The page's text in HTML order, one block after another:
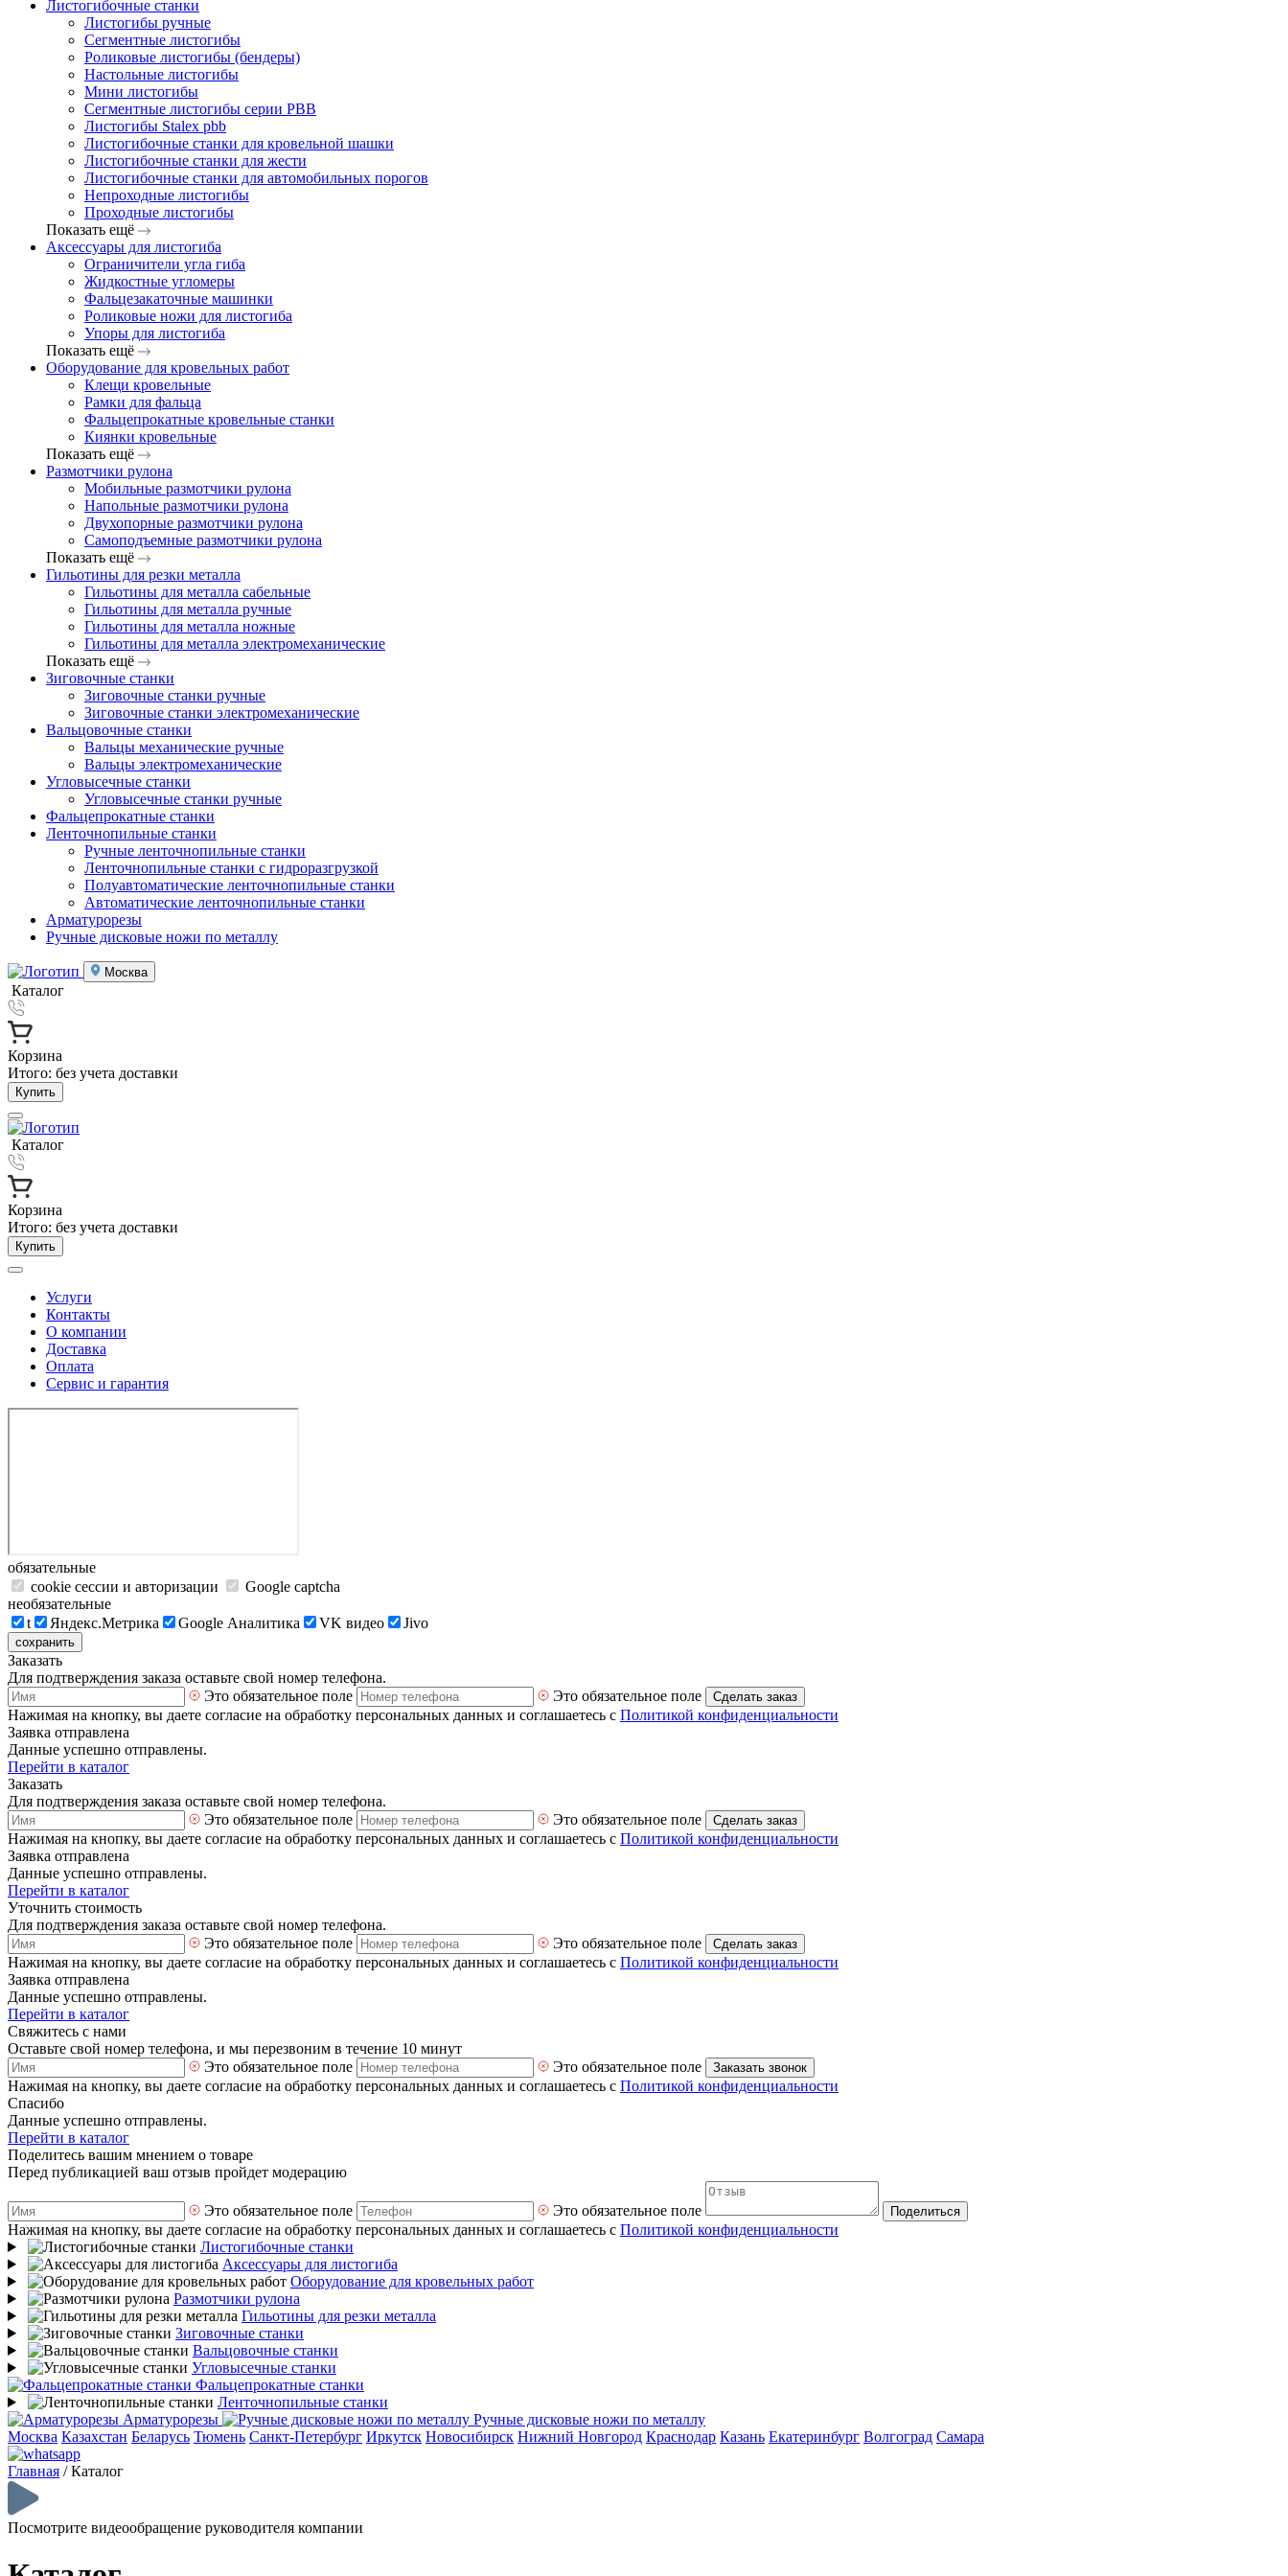
Листогибочные станки
Листогибы ручные
Сегментные листогибы
Роликовые листогибы (бендеры)
Настольные листогибы
Мини листогибы
Сегментные листогибы серии PBB
Листогибы Stalex pbb
Листогибочные станки для кровельной шашки
Листогибочные станки для жести
Листогибочные станки для автомобильных порогов
Непроходные листогибы
Проходные листогибы
Показать ещё
Аксессуары для листогиба
Ограничители угла гиба
Жидкостные угломеры
Фальцезакаточные машинки
Роликовые ножи для листогиба
Упоры для листогиба
Показать ещё
Оборудование для кровельных работ
Клещи кровельные
Рамки для фальца
Фальцепрокатные кровельные станки
Киянки кровельные
Показать ещё
Размотчики рулона
Мобильные размотчики рулона
Напольные размотчики рулона
Двухопорные размотчики рулона
Самоподъемные размотчики рулона
Показать ещё
Гильотины для резки металла
Гильотины для металла сабельные
Гильотины для металла ручные
Гильотины для металла ножные
Гильотины для металла электромеханические
Показать ещё
Зиговочные станки
Зиговочные станки ручные
Зиговочные станки электромеханические
Вальцовочные станки
Вальцы механические ручные
Вальцы электромеханические
Угловысечные станки
Угловысечные станки ручные
Фальцепрокатные станки
Ленточнопильные станки
Ручные ленточнопильные станки
Ленточнопильные станки с гидроразгрузкой
Полуавтоматические ленточнопильные станки
Автоматические ленточнопильные станки
Арматурорезы
Ручные дисковые ножи по металлу
Москва
Каталог
Корзина
Итого: без учета доставки
Купить
Каталог
Корзина
Итого: без учета доставки
Купить
Услуги
Контакты
О компании
Доставка
Оплата
Сервис и гарантия
обязательные
cookie сессии и авторизации
Google captcha
необязательные
t
Яндекс.Метрика Google Аналитика VK видео Jivo
сохранить
Заказать
Для подтверждения заказа оставьте свой номер телефона.
Это обязательное поле
Это обязательное поле Сделать заказ
Нажимая на кнопку, вы даете согласие на обработку персональных данных и соглашаетесь с Политикой конфиденциальности
Заявка отправлена
Данные успешно отправлены.
Перейти в каталог
Заказать
Для подтверждения заказа оставьте свой номер телефона.
Это обязательное поле
Это обязательное поле Сделать заказ
Нажимая на кнопку, вы даете согласие на обработку персональных данных и соглашаетесь с Политикой конфиденциальности
Заявка отправлена
Данные успешно отправлены.
Перейти в каталог
Уточнить стоимость
Для подтверждения заказа оставьте свой номер телефона.
Это обязательное поле
Это обязательное поле Сделать заказ
Нажимая на кнопку, вы даете согласие на обработку персональных данных и соглашаетесь с Политикой конфиденциальности
Заявка отправлена
Данные успешно отправлены.
Перейти в каталог
Свяжитесь с нами
Оставьте свой номер телефона, и мы перезвоним в течение 10 минут
Это обязательное поле
Это обязательное поле Заказать звонок
Нажимая на кнопку, вы даете согласие на обработку персональных данных и соглашаетесь с Политикой конфиденциальности
Спасибо
Данные успешно отправлены.
Перейти в каталог
Поделитесь вашим мнением о товаре
Перед публикацией ваш отзыв пройдет модерацию
Это обязательное поле Это обязательное поле Поделиться
Нажимая на кнопку, вы даете согласие на обработку персональных данных и соглашаетесь с Политикой конфиденциальности
Листогибочные станки
Аксессуары для листогиба
Оборудование для кровельных работ
Размотчики рулона
Гильотины для резки металла
Зиговочные станки
Вальцовочные станки
Угловысечные станки
Фальцепрокатные станки
Ленточнопильные станки
Арматурорезы
Ручные дисковые ножи по металлу
Москва Казахстан Беларусь Тюмень Санкт-Петербург Иркутск Новосибирск Нижний Новгород Краснодар Казань Екатеринбург Волгоград Самара
Главная /Каталог
Посмотрите видеообращение руководителя компании